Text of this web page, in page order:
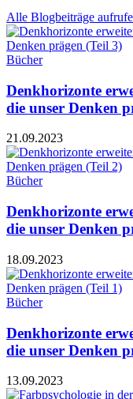
Alle Blogbeiträge
Bücher
Denkhorizonte
die unser Denken
21.09.2023
Bücher
Denkhorizonte
die unser Denken
18.09.2023
Bücher
Denkhorizonte
die unser Denken
13.09.2023